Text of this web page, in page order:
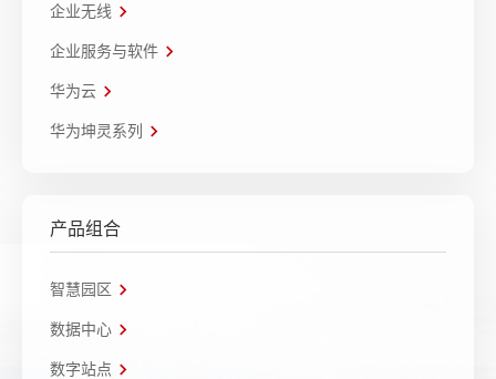
企业无线
企业服务与软件
华为云
华为坤灵系列
产品组合
智慧园区
数据中心
数字站点